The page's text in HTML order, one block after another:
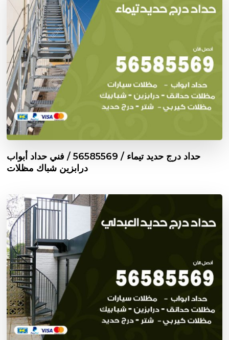
حداد درج حديد تيماء / 56585569 / فني حداد أبواب
درابزين شباك مظلات